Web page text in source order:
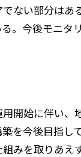
ない部分はあ
。今後モニタ
開始に伴い、
を今後目指し
みを取りあえ